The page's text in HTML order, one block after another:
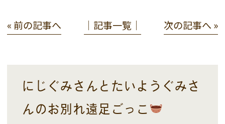
« 前の記事へ │記事一覧│ 次の記事へ »
にじぐみさんとたいようぐみさ
んのお別れ遠足ごっこ